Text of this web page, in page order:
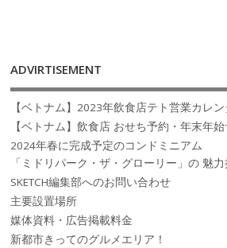
ADVIRTISEMENT
【ベトナム】2023年飲食店テト営業カレ
【ベトナム】飲食店 おせち予約・年末年
2024年春に完成予定のコンドミニアム
「ミドリパーク・ザ・グローリー」の 魅力
SKETCH編集部へのお問い合わせ
主要設置場所
媒体資料・広告掲載料金
新都市きってのグルメエリア！